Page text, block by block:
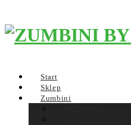
Start
Sklep
Zumbini